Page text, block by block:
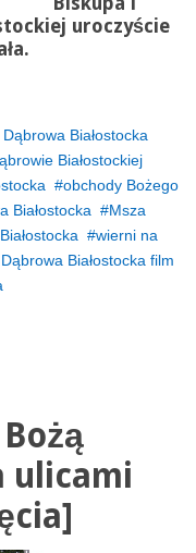
uroczyście
Białostocka
Białostockiej
obchody Bożego
Białostocka
Msza
wierni na
Białostocka film
ulicami